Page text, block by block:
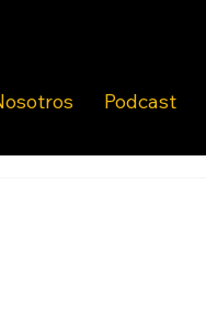
Podcast